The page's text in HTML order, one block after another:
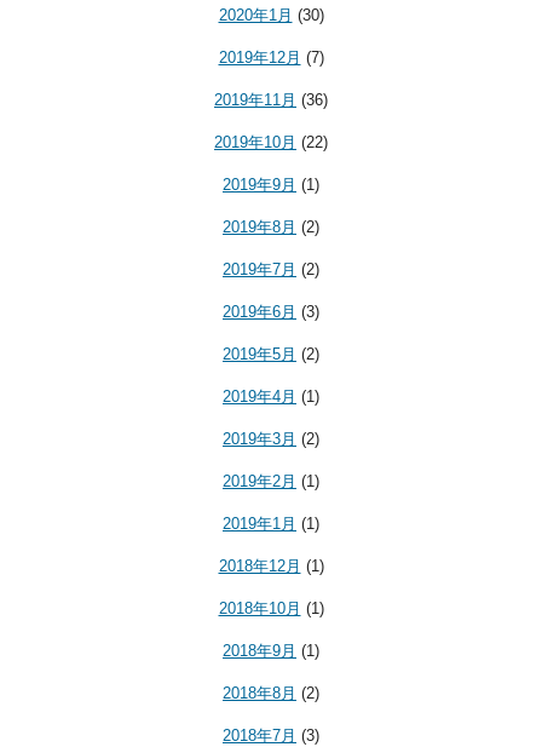
2020年1月 (30)
2019年12月 (7)
2019年11月 (36)
2019年10月 (22)
2019年9月 (1)
2019年8月 (2)
2019年7月 (2)
2019年6月 (3)
2019年5月 (2)
2019年4月 (1)
2019年3月 (2)
2019年2月 (1)
2019年1月 (1)
2018年12月 (1)
2018年10月 (1)
2018年9月 (1)
2018年8月 (2)
2018年7月 (3)